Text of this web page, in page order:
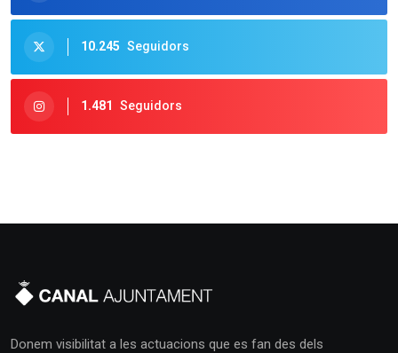
10.245 Seguidors
1.481 Seguidors
Donem visibilitat a les actuacions que es fan des dels